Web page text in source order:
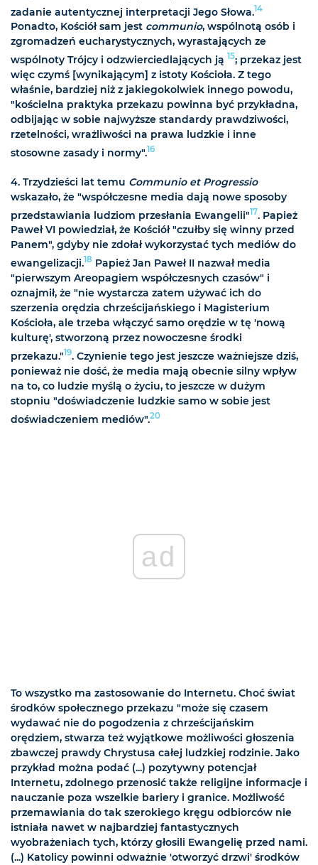
zadanie autentycznej interpretacji Jego Słowa.14
Ponadto, Kościół sam jest communio, wspólnotą osób i
zgromadzeń eucharystycznych, wyrastających ze
wspólnoty Trójcy i odzwierciedlających ją 15; przekaz jest
więc czymś [wynikającym] z istoty Kościoła. Z tego
właśnie, bardziej niż z jakiegokolwiek innego powodu,
"kościelna praktyka przekazu powinna być przykładna,
odbijając w sobie najwyższe standardy prawdziwości,
rzetelności, wrażliwości na prawa ludzkie i inne
stosowne zasady i normy".16
4. Trzydzieści lat temu Communio et Progressio
wskazało, że "współczesne media dają nowe sposoby
przedstawiania ludziom przesłania Ewangelii"17. Papież
Paweł VI powiedział, że Kościół "czułby się winny przed
Panem", gdyby nie zdołał wykorzystać tych mediów do
ewangelizacji.18 Papież Jan Paweł II nazwał media
"pierwszym Areopagiem współczesnych czasów" i
oznajmił, że "nie wystarcza zatem używać ich do
szerzenia orędzia chrześcijańskiego i Magisterium
Kościoła, ale trzeba włączyć samo orędzie w tę 'nową
kulturę', stworzoną przez nowoczesne środki
przekazu."19. Czynienie tego jest jeszcze ważniejsze dziś,
ponieważ nie dość, że media mają obecnie silny wpływ
na to, co ludzie myślą o życiu, to jeszcze w dużym
stopniu "doświadczenie ludzkie samo w sobie jest
doświadczeniem mediów".20
ad
To wszystko ma zastosowanie do Internetu. Choć świat
środków społecznego przekazu "może się czasem
wydawać nie do pogodzenia z chrześcijańskim
orędziem, stwarza też wyjątkowe możliwości głoszenia
zbawczej prawdy Chrystusa całej ludzkiej rodzinie. Jako
przykład można podać (...) pozytywny potencjał
Internetu, zdolnego przenosić także religijne informacje i
nauczanie poza wszelkie bariery i granice. Możliwość
przemawiania do tak szerokiego kręgu odbiorców nie
istniała nawet w najbardziej fantastycznych
wyobrażeniach tych, którzy głosili Ewangelię przed nami.
(...) Katolicy powinni odważnie 'otworzyć drzwi' środków